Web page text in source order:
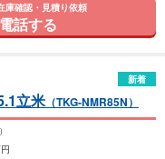
庫確認・見積り依頼
電話する
新着
立米 （TKG-NMR85N）